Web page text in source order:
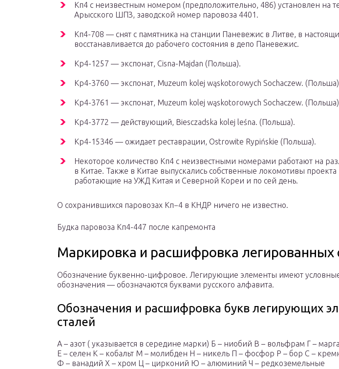
Кп4 с неизвестным номером (предположительно, 486) установлен на
Арысского ШПЗ, заводской номер паровоза 4401.
Кп4-708 — снят с памятника на станции Паневежис в Литве, в
восстанавливается до рабочего состояния в депо Паневежис.
Kp4-1257 — экспонат, Cisna-Majdan (Польша).
Kp4-3760 — экспонат, Muzeum kolej wąskotorowych Sochaczew.
Kp4-3761 — экспонат, Muzeum kolej wąskotorowych Sochaczew.
Kp4-3772 — действующий, Biesczadska kolej leśna. (Польша).
Kp4-15346 — ожидает реставрации, Ostrowite Rypińskie (Польша).
Некоторое количество Кп4 с неизвестными номерами работают на
в Китае. Также в Китае выпускались собственные локомотивы
работающие на УЖД Китая и Северной Кореи и по сей день.
О сохранившихся паровозах Кп−4 в КНДР ничего не известно.
Будка паровоза Кп4-447 после капремонта
Маркировка и расшифровка легированных
Обозначение буквенно-цифровое. Легирующие элементы имеют
обозначения — обозначаются буквами русского алфавита.
Обозначения и расшифровка букв легирующих
сталей
А – азот ( указывается в середине марки) Б – ниобий В – вольфрам Г –
Е – селен К – кобальт М – молибден Н – никель П – фосфор Р – бор С –
Ф – ванадий Х – хром Ц – цирконий Ю – алюминий Ч – редкоземельные